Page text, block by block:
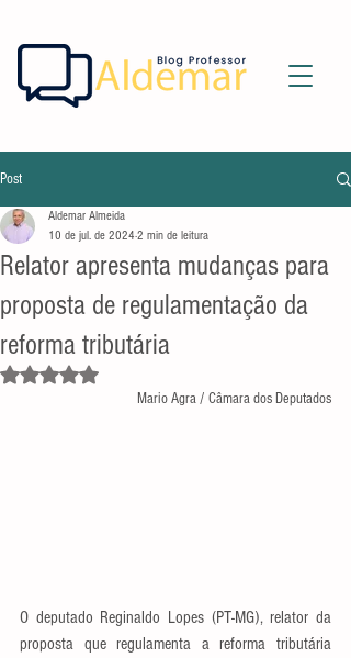
Post
Relator apresenta mudanças para
proposta de regulamentação da
reforma tributária
Aldemar Almeida
10 de jul. de 2024 2 min de leitura
Avaliado com NaN de 5 estrelas.
Mario Agra / Câmara dos Deputados
O deputado Reginaldo Lopes (PT-MG), relator da
proposta que regulamenta a reforma tributária